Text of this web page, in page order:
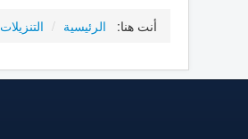
أنت هنا: الرئيسية / التنزيلات